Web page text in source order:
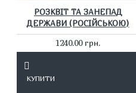
РОЗКВІТ ТА ЗАНЕПАД
ДЕРЖАВИ (РОСІЙСЬКОЮ)
1240.00 грн.
КУПИТИ